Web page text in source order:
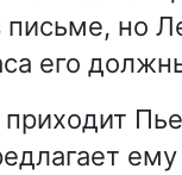
но
его